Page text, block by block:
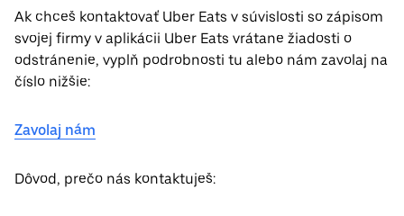
Ak chceš kontaktovať Uber Eats v súvislosti so zápisom
svojej firmy v aplikácii Uber Eats vrátane žiadosti o
odstránenie, vyplň podrobnosti tu alebo nám zavolaj na
číslo nižšie:
Zavolaj nám
Dôvod, prečo nás kontaktuješ: